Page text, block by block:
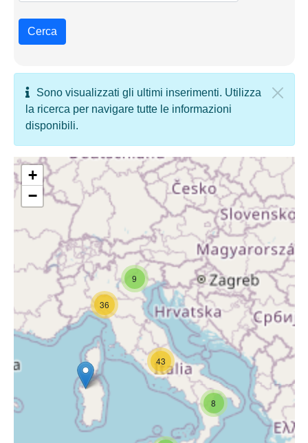
Cerca
Sono visualizzati gli ultimi inserimenti. Utilizza
la ricerca per navigare tutte le informazioni
disponibili.
8
9
43
36
+
−